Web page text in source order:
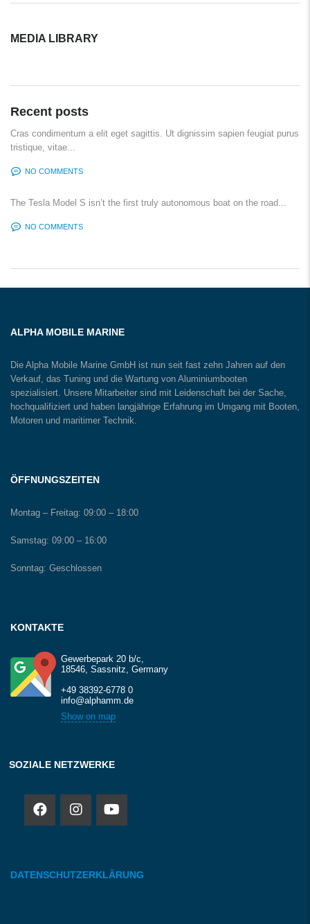
MEDIA LIBRARY
Recent posts
Cras condimentum a elit eget sagittis. Ut dignissim sapien feugiat purus
tristique, vitae...
NO COMMENTS
The Tesla Model S isn’t the first truly autonomous boat on the road...
NO COMMENTS
ALPHA MOBILE MARINE
Die Alpha Mobile Marine GmbH ist nun seit fast zehn Jahren auf den
Verkauf, das Tuning und die Wartung von Aluminiumbooten
spezialisiert. Unsere Mitarbeiter sind mit Leidenschaft bei der Sache,
hochqualifiziert und haben langjährige Erfahrung im Umgang mit Booten,
Motoren und maritimer Technik.
ÖFFNUNGSZEITEN
Montag – Freitag: 09:00 – 18:00
Samstag: 09:00 – 16:00
Sonntag: Geschlossen
KONTAKTE
Gewerbepark 20 b/c,
18546, Sassnitz, Germany
+49 38392-6778 0
info@alphamm.de
Show on map
SOZIALE NETZWERKE
DATENSCHUTZERKLÄRUNG